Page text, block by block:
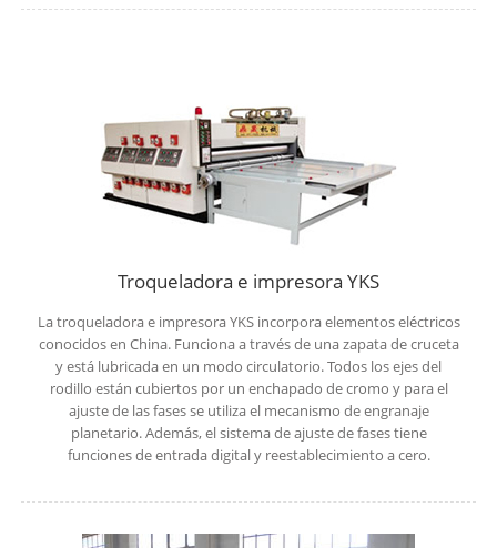
Troqueladora e impresora YKS
La troqueladora e impresora YKS incorpora elementos eléctricos
conocidos en China. Funciona a través de una zapata de cruceta
y está lubricada en un modo circulatorio. Todos los ejes del
rodillo están cubiertos por un enchapado de cromo y para el
ajuste de las fases se utiliza el mecanismo de engranaje
planetario. Además, el sistema de ajuste de fases tiene
funciones de entrada digital y reestablecimiento a cero.